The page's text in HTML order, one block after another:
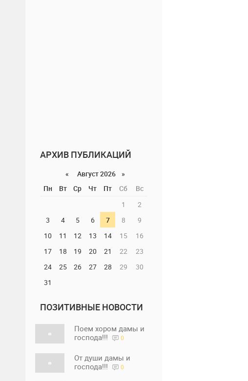
АРХИВ ПУБЛИКАЦИЙ
«
Август 2026 »
Пн
Вт Ср Чт Пт Сб
Вс
1
2
3
4 5 6 7 8
9
10
11 12 13 14 15
16
17
18 19 20 21 22
23
24
25 26 27 28 29
30
31
ПОЗИТИВНЫЕ НОВОСТИ
Поем хором дамы и
господа!!!
0
От души дамы и
господа!!!
0